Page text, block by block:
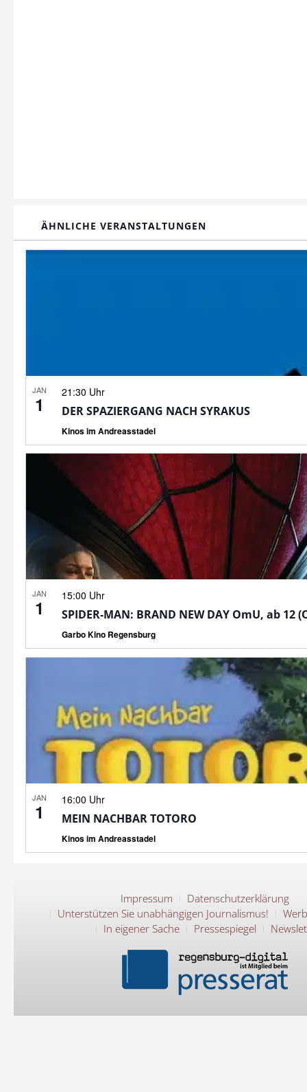
ÄHNLICHE VERANSTALTUNGEN
JAN
1
21:30 Uhr
DER SPAZIERGANG NACH SYRAKUS
Kinos im Andreasstadel
JAN
1
15:00 Uhr
SPIDER-MAN: BRAND NEW DAY OmU, ab 12
Garbo Kino Regensburg
JAN
1
16:00 Uhr
MEIN NACHBAR TOTORO
Kinos im Andreasstadel
Impressum
Datenschutzerklärung
Unterstützen Sie unabhängigen Journalismus!
In eigener Sache
Pressespiegel